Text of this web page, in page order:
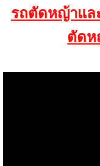
รถตัดหญ้าแล
ตัดห